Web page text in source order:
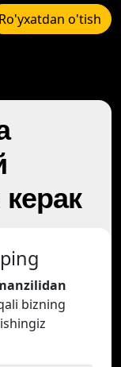
Ro'yxatdan o'tish
bizning